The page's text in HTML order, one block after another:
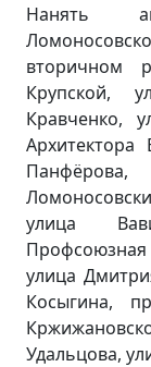
Нанять
вторичном
Крупской,
Кравченко,
Архитектора
улица
Профсоюзная
улица
Косыгина,
Удальцова,